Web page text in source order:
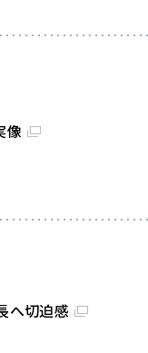
像
へ切迫感